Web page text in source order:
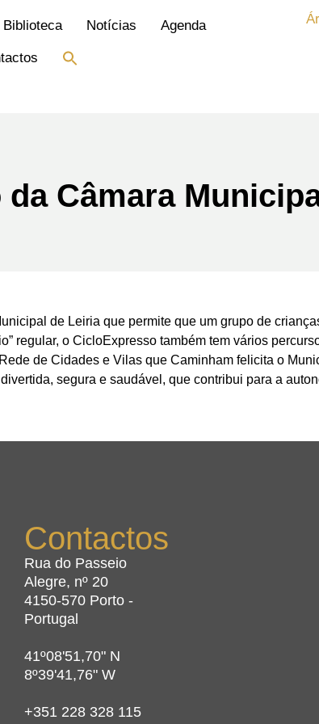
Biblioteca Notícias Agenda
Câmara
de Leiria que permite que um grupo de
regular, o CicloExpresso também tem vários
de Cidades e Vilas que Caminham felicita o
segura e saudável, que contribui para a
Contactos
Rua do Passeio
Alegre, nº 20
4150-570 Porto -
Portugal
41º08'51,70" N
8º39'41,76" W
+351 228 328 115